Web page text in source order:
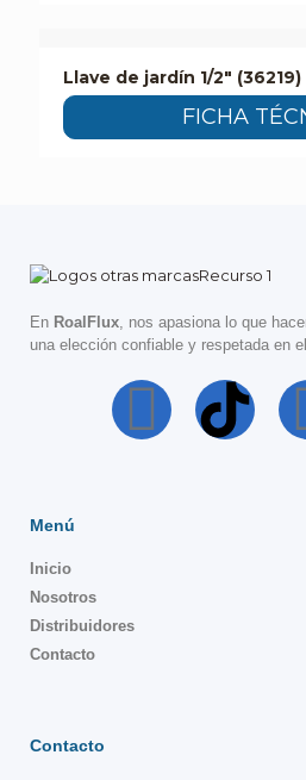
Llave de jardín 1/2″ (36219)
FICHA
En RoalFlux, nos apasiona lo que
una elección confiable y respetada en
Menú
Inicio
Nosotros
Distribuidores
Contacto
Contacto